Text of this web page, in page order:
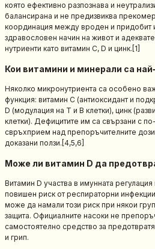
която ефективно разпознава и
балансирана и не предизвиква
координация между вроден и придобит
здравословен начин на живот и
нутриенти като витамин C, D и цинк.[1]
Кои витамини и минерали са
Няколко микронутриента са особено
функция: витамин C (антиоксидант и
D (модулация на T и B клетки), цинк
клетки). Дефицитите им са свързани с
свръхприем над препоръчителните
доказани ползи.[4,5,6]
Може ли витамин D да
Витамин D участва в имунната
повишен риск от респираторни
може да намали този риск при някои
защита. Официалните насоки не
самостоятелно средство за
и грип.